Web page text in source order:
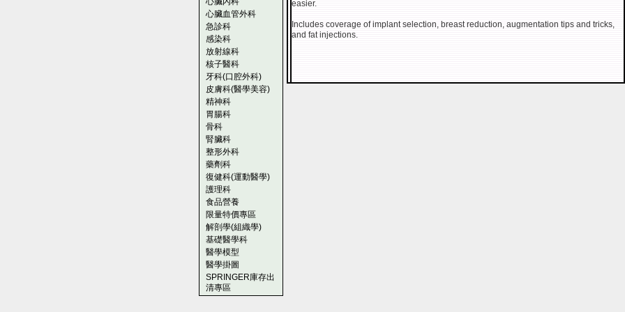
心臟血管外科
急診科
感染科
放射線科
核子醫科
牙科(口腔外科)
皮膚科(醫學美容)
精神科
胃腸科
骨科
腎臟科
整形外科
藥劑科
復健科(運動醫學)
護理科
食品營養
限量特價專區
解剖學(組織學)
基礎醫學科
醫學模型
醫學掛圖
SPRINGER庫存出
清專區
easier.
Includes coverage of implant selection, breast reduction, augmentation tips and tricks,
and fat injections.